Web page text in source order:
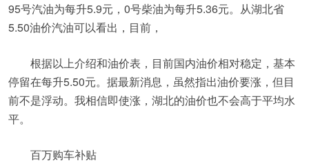
95号汽油为每升5.9元，0号柴油为每升5.36元。从湖北省
5.50油价汽油可以看出，目前，
根据以上介绍和油价表，目前国内油价相对稳定，基本
停留在每升5.50元。据最新消息，虽然指出油价要涨，但目
前不是浮动。我相信即使涨，湖北的油价也不会高于平均水
平。
百万购车补贴